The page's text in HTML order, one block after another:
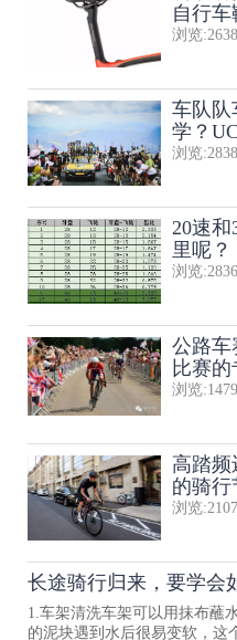
自行
浏览:2638
车队队​
学？
浏览:2838
20速
里呢？
浏览:2836
公路车
比赛的
浏览:1479
高踏频
的骑行
浏览:2107
长途骑行归来，要学会
1.车架清洗车架可以用抹布蘸
的泥块遇到水后很易变软，这